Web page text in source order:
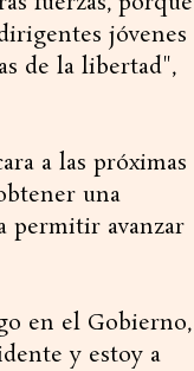
jóvenes
de la libertad",
a las próximas
una
permitir avanzar
en el Gobierno,
y estoy a